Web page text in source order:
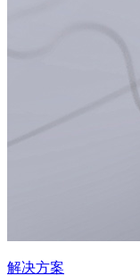
解决方案